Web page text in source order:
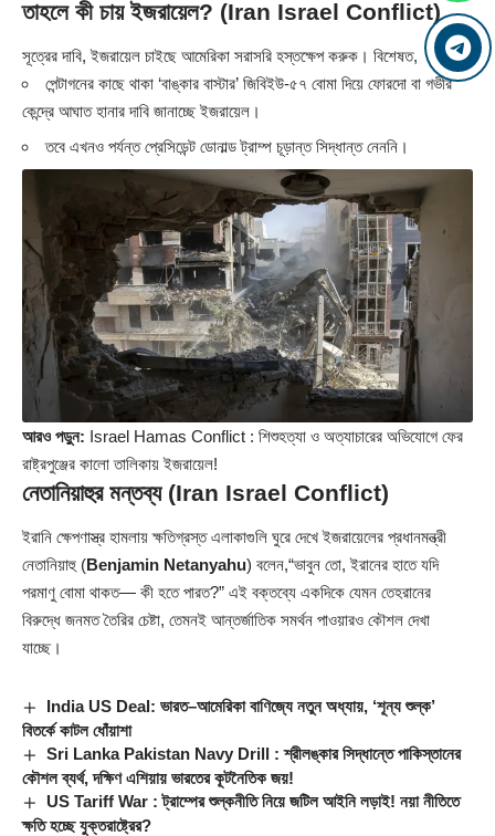
তাহলে কী চায় ইজরায়েল? (Iran Israel Conflict)
সূত্রের দাবি, ইজরায়েল চাইছে আমেরিকা সরাসরি হস্তক্ষেপ করুক। বিশেষত,
পেন্টাগনের কাছে থাকা ‘বাঙ্কার বাস্টার’ জিবিইউ-৫৭ বোমা দিয়ে ফোরদো বা গভীর
কেন্দ্রে আঘাত হানার দাবি জানাচ্ছে ইজরায়েল।
তবে এখনও পর্যন্ত প্রেসিডেন্ট ডোনাল্ড ট্রাম্প চূড়ান্ত সিদ্ধান্ত নেননি।
আরও পড়ুন: Israel Hamas Conflict : শিশুহত্যা ও অত্যাচারের অভিযোগে ফের
রাষ্ট্রপুঞ্জের কালো তালিকায় ইজরায়েল!
নেতানিয়াহুর মন্তব্য (Iran Israel Conflict)
ইরানি ক্ষেপণাস্ত্র হামলায় ক্ষতিগ্রস্ত এলাকাগুলি ঘুরে দেখে ইজরায়েলের প্রধানমন্ত্রী
নেতানিয়াহু (Benjamin Netanyahu) বলেন,“ভাবুন তো, ইরানের হাতে যদি
পরমাণু বোমা থাকত— কী হতে পারত?” এই বক্তব্যে একদিকে যেমন তেহরানের
বিরুদ্ধে জনমত তৈরির চেষ্টা, তেমনই আন্তর্জাতিক সমর্থন পাওয়ারও কৌশল দেখা
যাচ্ছে।
India US Deal: ভারত–আমেরিকা বাণিজ্যে নতুন অধ্যায়, ‘শূন্য শুল্ক’
বিতর্কে কাটল ধোঁয়াশা
Sri Lanka Pakistan Navy Drill : শ্রীলঙ্কার সিদ্ধান্তে পাকিস্তানের
কৌশল ব্যর্থ, দক্ষিণ এশিয়ায় ভারতের কূটনৈতিক জয়!
US Tariff War : ট্রাম্পের শুল্কনীতি নিয়ে জটিল আইনি লড়াই! নয়া নীতিতে
ক্ষতি হচ্ছে যুক্তরাষ্ট্রের?